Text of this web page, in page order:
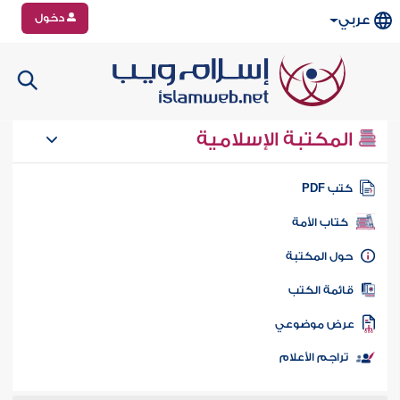
عربي دخول
المكتبة الإسلامية
كتب PDF
كتاب الأمة
المكتبة
الكتب
موضوعي